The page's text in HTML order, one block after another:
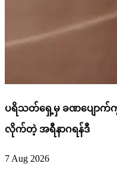
ပရိသတ်ရှေ့မှ ခဏပျော
လိုက်တဲ့ အရီနာဂရန်ဒီ
7 Aug 2026